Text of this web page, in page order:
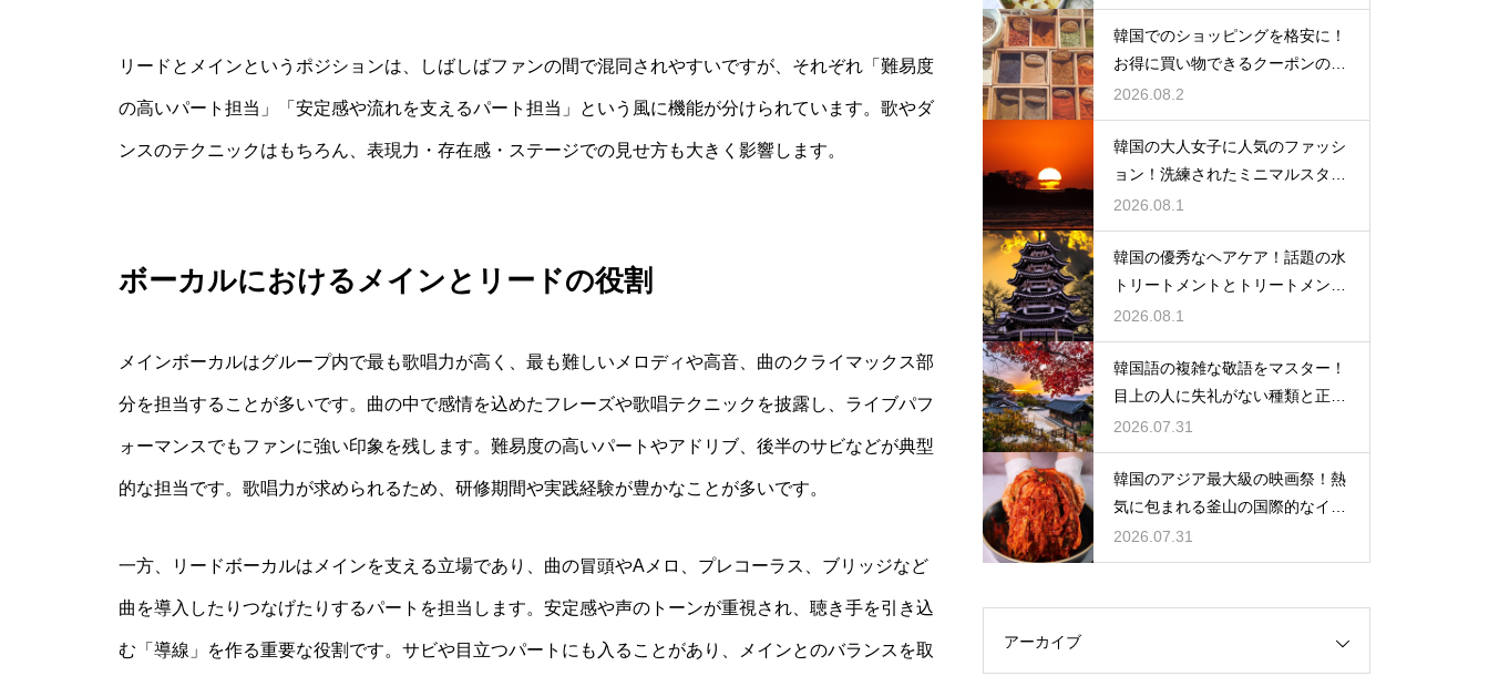
リードとメインというポジションは、しばしばファンの間で混同されやすいですが、それぞれ「難易度
の高いパート担当」「安定感や流れを支えるパート担当」という風に機能が分けられています。歌やダ
ンスのテクニックはもちろん、表現力・存在感・ステージでの見せ方も大きく影響します。
ボーカルにおけるメインとリードの役割
メインボーカルはグループ内で最も歌唱力が高く、最も難しいメロディや高音、曲のクライマックス部
分を担当することが多いです。曲の中で感情を込めたフレーズや歌唱テクニックを披露し、ライブパフ
ォーマンスでもファンに強い印象を残します。難易度の高いパートやアドリブ、後半のサビなどが典型
的な担当です。歌唱力が求められるため、研修期間や実践経験が豊かなことが多いです。
一方、リードボーカルはメインを支える立場であり、曲の冒頭やAメロ、プレコーラス、ブリッジなど
曲を導入したりつなげたりするパートを担当します。安定感や声のトーンが重視され、聴き手を引き込
む「導線」を作る重要な役割です。サビや目立つパートにも入ることがあり、メインとのバランスを取
韓国でのショッピングを格安に！
お得に買い物できるクーポンの賢
い探し方
2026.08.2
韓国の大人女子に人気のファッシ
ョン！洗練されたミニマルスタイ
ルの特徴
2026.08.1
韓国の優秀なヘアケア！話題の水
トリートメントとトリートメント
の使い分け
2026.08.1
韓国語の複雑な敬語をマスター！
目上の人に失礼がない種類と正し
い使い分け
2026.07.31
韓国のアジア最大級の映画祭！熱
気に包まれる釜山の国際的なイベ
ント
2026.07.31
アーカイブ